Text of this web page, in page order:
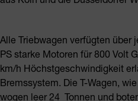
Alle Triebwagen verfügten über
PS starke Motoren für 800 Volt
km/h Höchstgeschwindigkeit
Bremssystem. Die T-Wagen,
wogen leer 24 Tonnen und